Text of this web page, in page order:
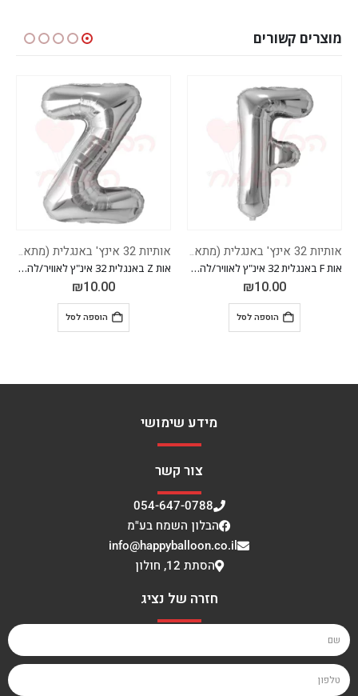
מוצרים קשורים
אותיות 32 אינץ' באנגלית (מתאים להליום)
אות F באנגלית 32 אינ"ץ לאוויר/להליום
₪10.00
הוספה לסל
אותיות 32 אינץ' באנגלית (מתאים להליום)
אות Z באנגלית 32 אינ"ץ לאוויר/להליום
₪10.00
הוספה לסל
מידע שימושי
צור קשר
054-647-0788
הבלון השמח בע"מ
info@happyballoon.co.il
הסתת 12, חולון
חזרה של נציג